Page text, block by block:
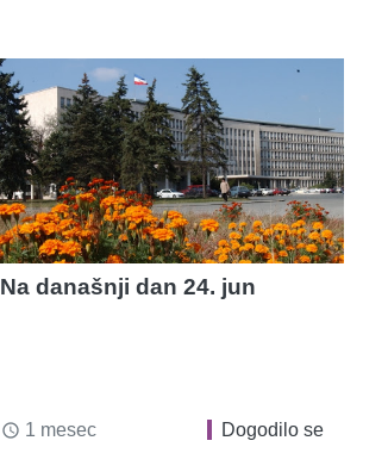
Na današnji dan 24. jun
access_time 1 mesec Dogodilo se